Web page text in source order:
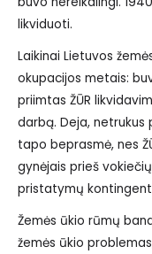
likviduoti.
Laikinai Lietuvos
okupacijos metais:
priimtas ŽŪR
darbą. Deja, netrukus
tapo beprasmė, nes
gynėjais prieš
pristatymų
Žemės ūkio rūmų
žemės ūkio